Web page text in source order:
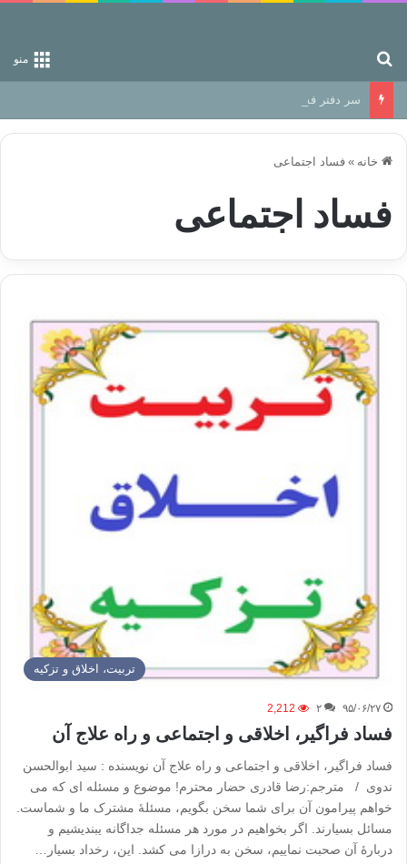
منو
سر دفتر فساد در زمین‌، دوری وکناره‌گیری از راه خداست‌!
خانه » فساد اجتماعی
فساد اجتماعی
تربیت، اخلاق و تزکیه
۹۵/۰۶/۲۷ ۲ 2,212
فساد فراگیر، اخلاقی و اجتماعی و راه علاج آن
فساد فراگیر، اخلاقی و اجتماعی و راه علاج آن نویسنده : سید ابوالحسن
ندوی / مترجم:رضا قادری حضار محترم! موضوع و مسئله ای که می
خواهم پیرامون آن برای شما سخن بگویم، مسئلۀ مشترک ما و شماست.
مسائل بسیارند. اگر بخواهیم در مورد هر مسئله جداگانه یبندیشیم و
دربارۀ آن صحبت نماییم، سخن به درازا می کشد. این، رخداد بسیار…